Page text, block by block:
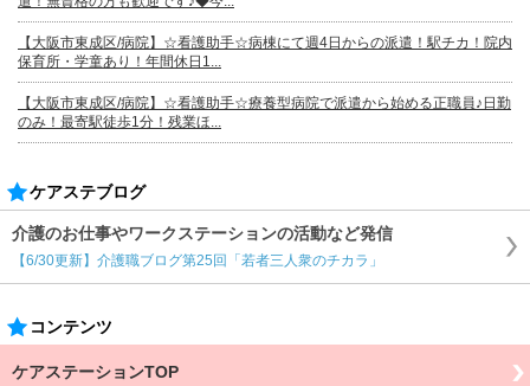
【大阪市東成区/病院】☆看護助手☆病棟にて週4日からの派遣！駅チカ！院内
保育所・学童あり！年間休日1...
【大阪市東成区/病院】☆看護助手☆療養型病院で派遣から始める正職員♪日勤
のみ！最寄駅徒歩1分！残業ほ...
ケアステブログ
介護のお仕事やワークステーションの活動など発信
【6/30更新】介護職ブログ第25回「若者三人衆のチカラ」
コンテンツ
ケアステーションTOP